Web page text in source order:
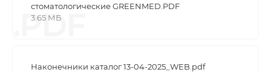
стоматологические GREENMED.PDF
3.65 МБ
.PDF
Наконечники каталог 13-04-2025_WEB.pdf